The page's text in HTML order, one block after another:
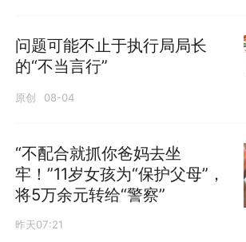
问题可能不止于执行局局长
的“不当言行”
原创 08-04
“不配合就抓你爸妈去坐
牢！”11岁女孩为“保护父母”，
将5万余元转给“警察”
昨天07:21